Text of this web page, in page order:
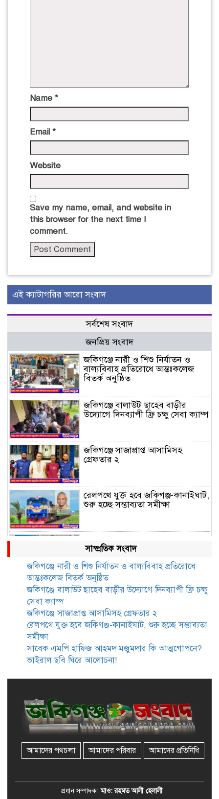
Name *
Email *
Website
Save my name, email, and website in
this browser for the next time I
comment.
এই ক্যাটাগরির আরো সংবাদ
সর্বশেষ সংবাদ
জনপ্রিয় সংবাদ
জকিগঞ্জে নারী ও শিশু নির্যাতন ও
বাল্যবিবাহ প্রতিরোধে আন্তঃকলেজ
বিতর্ক অনুষ্ঠিত
জকিগঞ্জে বালাউট ছাহেব বাড়ীর
উদ্যোগে দিনব্যাপী ফ্রি চক্ষু সেবা ক্যাম্প
জকিগঞ্জে সাজাপ্রাপ্ত আসামিসহ
গ্রেফতার ২
রেলপথে যুক্ত হবে জকিগঞ্জ-কানাইঘাট,
শুরু হচ্ছে সম্ভাব্যতা সমীক্ষা
সাবেক এমপি হাফিজ আহমদ
মজুমদার কি আত্মগোপনে? ভাইরাল
ছবি ঘিরে আলোচনা!
ভাতা পেতে টাকা লাগে না, জকিগঞ্জে
সমাজসেবা কর্মকর্তার গুরুত্বপূর্ণ বার্তা
জকিগঞ্জে সরকারি পাঁচ ভাতার আবেদন
জকিগঞ্জে সুরমা নদীর বালুমহালে
সত্যতা মেলেনি
জকিগঞ্জে ৪ হাজার পিস ইয়াবাসহ
একজন গ্রেপ্তার
আসনের এমপি মুফতি আবুল হাসান
সাম্প্রতিক সংবাদ
জকিগঞ্জে নারী ও শিশু নির্যাতন ও বাল্যবিবাহ প্রতিরোধে
আন্তঃকলেজ বিতর্ক অনুষ্ঠিত
জকিগঞ্জে বালাউট ছাহেব বাড়ীর উদ্যোগে দিনব্যাপী ফ্রি চক্ষু
সেবা ক্যাম্প
জকিগঞ্জে সাজাপ্রাপ্ত আসামিসহ গ্রেফতার ২
রেলপথে যুক্ত হবে জকিগঞ্জ-কানাইঘাট, শুরু হচ্ছে সম্ভাব্যতা
সমীক্ষা
সাবেক এমপি হাফিজ আহমদ মজুমদার কি আত্মগোপনে?
ভাইরাল ছবি ঘিরে আলোচনা!
আমাদের পথচলা আমাদের পরিবার আমাদের প্রতিনিধি
প্রধান সম্পাদক:মাও: রহমত আলী হেলালী